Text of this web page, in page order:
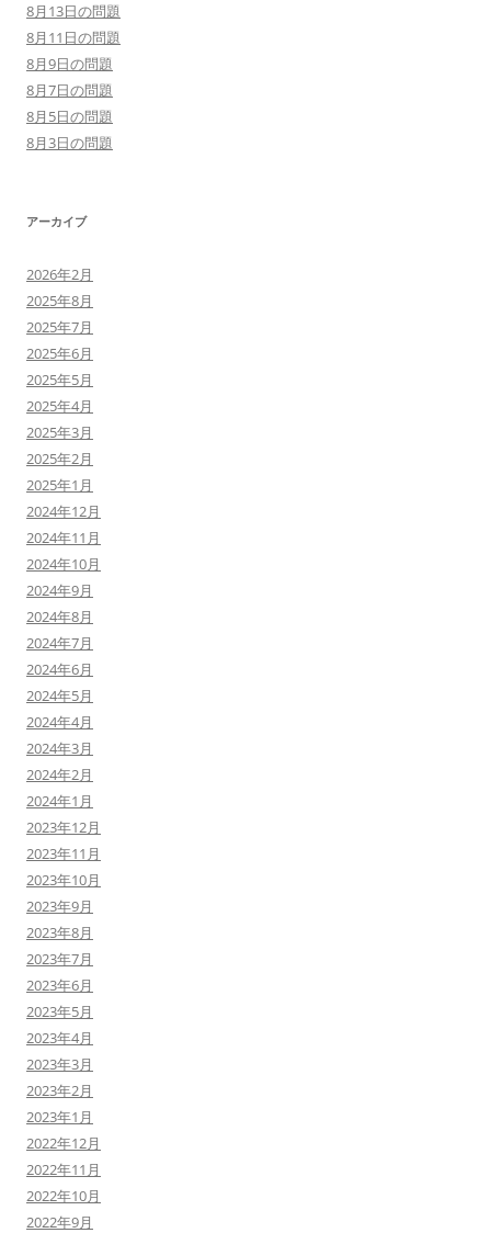
8月13日の問題
8月11日の問題
8月9日の問題
8月7日の問題
8月5日の問題
8月3日の問題
アーカイブ
2026年2月
2025年8月
2025年7月
2025年6月
2025年5月
2025年4月
2025年3月
2025年2月
2025年1月
2024年12月
2024年11月
2024年10月
2024年9月
2024年8月
2024年7月
2024年6月
2024年5月
2024年4月
2024年3月
2024年2月
2024年1月
2023年12月
2023年11月
2023年10月
2023年9月
2023年8月
2023年7月
2023年6月
2023年5月
2023年4月
2023年3月
2023年2月
2023年1月
2022年12月
2022年11月
2022年10月
2022年9月